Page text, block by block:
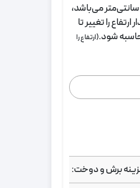
ارتفاع استاندارد پرده آماده 280 سانتی‌متر می‌باشد،
ارتفاع را تغییر تا
شود.(ارتفاع را
برش و دوخت: